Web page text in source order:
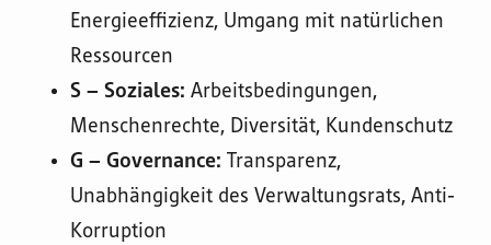
Energieeffizienz, Umgang mit natürlichen
Ressourcen
S – Soziales: Arbeitsbedingungen,
Menschenrechte, Diversität, Kundenschutz
G – Governance: Transparenz,
Unabhängigkeit des Verwaltungsrats, Anti-
Korruption